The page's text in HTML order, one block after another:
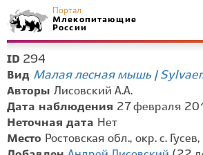
Портал
Млекопитающие
России
ID 294
Вид Малая лесная мышь |
Авторы Лисовский А.А.
Дата наблюдения 27 февраля
Неточная дата Нет
Место Ростовская обл., окр. с.